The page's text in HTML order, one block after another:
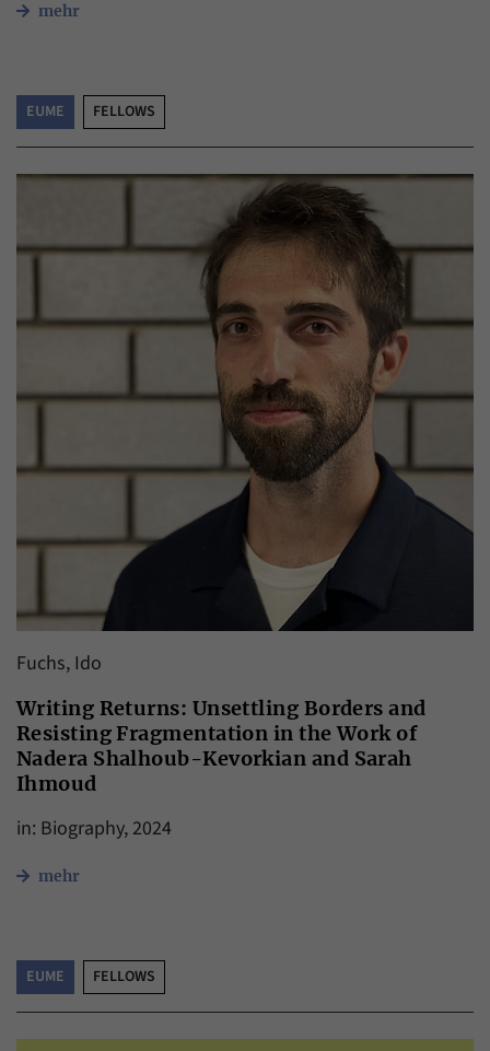
mehr
EUME FELLOWS
Fuchs, Ido
Writing Returns: Unsettling Borders and
Resisting Fragmentation in the Work of
Nadera Shalhoub-Kevorkian and Sarah
Ihmoud
in: Biography, 2024
mehr
EUME FELLOWS